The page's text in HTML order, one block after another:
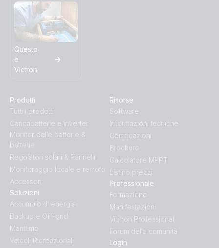
Questo
è
Victron
Prodotti
Tutti i prodotti
Caricabatterie e inverter
Monitor delle batterie &
batterie
Regolatori solari & Pannelli
Monitoraggio locale e remoto
Accessori
Soluzioni
Accumulo di energia
Backup e Off-grid
Marittimo
Veicoli Ricreazionali
Risorse
Software
Informazioni tecniche
Certificazioni
Brochure
Calcolatore MPPT
Listino prezzi
Professionale
Formazione
Manifestazioni
Victron Professional
Forum della comunità
Login